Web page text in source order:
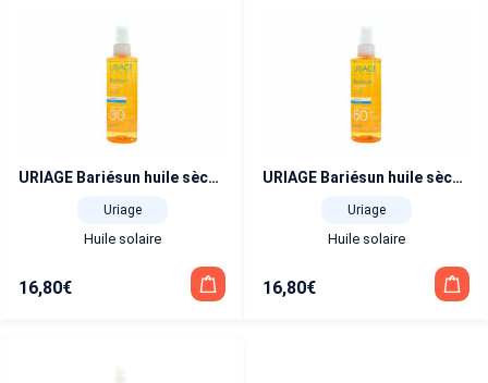
URIAGE Bariésun huile sèche fini satiné SPF 30+ 200 ml
Uriage
Huile solaire
16,80€
URIAGE Bariésun huile sèche fini satiné SPF 50+ 200 ml
Uriage
Huile solaire
16,80€